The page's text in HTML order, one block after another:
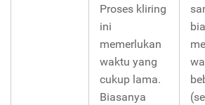
Proses kliring
ini
memerlukan
waktu yang
cukup lama.
Biasanya